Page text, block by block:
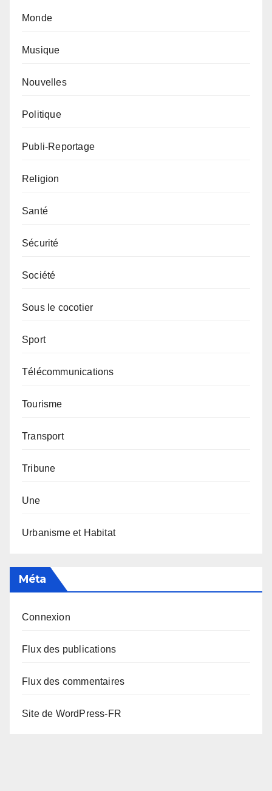
Monde
Musique
Nouvelles
Politique
Publi-Reportage
Religion
Santé
Sécurité
Société
Sous le cocotier
Sport
Télécommunications
Tourisme
Transport
Tribune
Une
Urbanisme et Habitat
Méta
Connexion
Flux des publications
Flux des commentaires
Site de WordPress-FR